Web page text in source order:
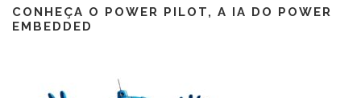
CONHEÇA O POWER PILOT, A IA DO POWER
EMBEDDED